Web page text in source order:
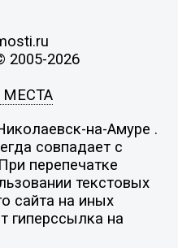
2005-2026
МЕСТА
на-Амуре .
совпадает с
перепечатке
текстовых
сайта на иных
гиперссылка на